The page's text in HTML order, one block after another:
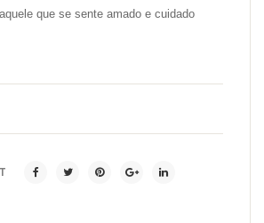
que se sente amado e cuidado